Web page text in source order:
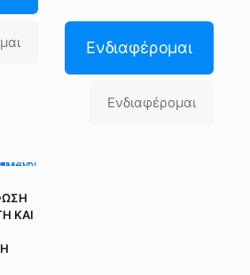
Ενδιαφέρομαι
Ενδιαφέρομαι
ΚΑΙ